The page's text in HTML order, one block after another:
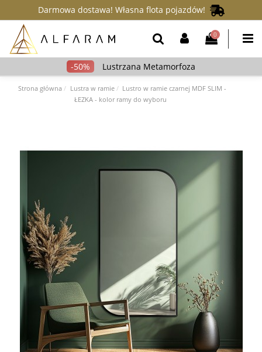
Darmowa dostawa! Własna flota pojazdów!
0
Lustrzana Metamorfoza
Strona główna Lustra w ramie
Lustro w ramie czarnej MDF SLIM -
ŁEZKA - kolor ramy do wyboru